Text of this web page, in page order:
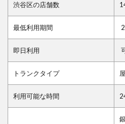
渋谷区の店舗数
最低利用期間
即日利用
トランクタイプ
利用可能な時間